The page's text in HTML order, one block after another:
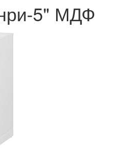
5" МДФ